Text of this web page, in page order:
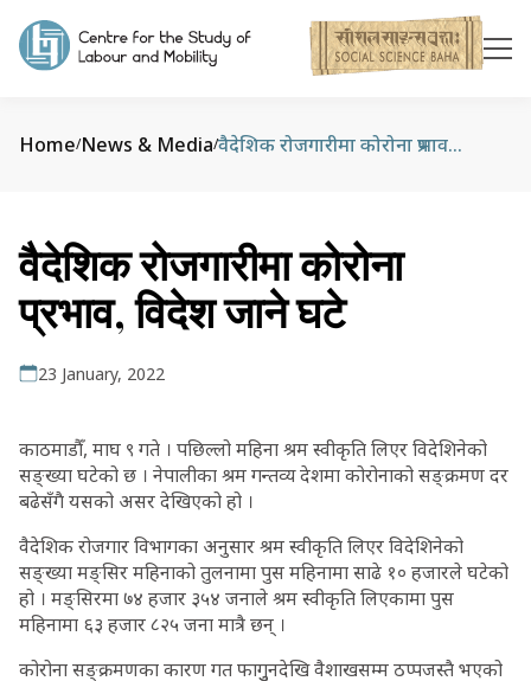
Home/News & Media/ वैदेशिक रोजगारीमा कोरोना प्रभाव, विदेश जाने घटे
वैदेशिक रोजगारीमा कोरोना
प्रभाव, विदेश जाने घटे
23 January, 2022
काठमाडौँ, माघ ९ गते । पछिल्लो महिना श्रम स्वीकृति लिएर विदेशिनेको
सङ्ख्या घटेको छ । नेपालीका श्रम गन्तव्य देशमा कोरोनाको सङ्क्रमण दर
बढेसँगै यसको असर देखिएको हो ।
वैदेशिक रोजगार विभागका अनुसार श्रम स्वीकृति लिएर विदेशिनेको
सङ्ख्या मङ्सिर महिनाको तुलनामा पुस महिनामा साढे १० हजारले घटेको
हो । मङ्सिरमा ७४ हजार ३५४ जनाले श्रम स्वीकृति लिएकामा पुस
महिनामा ६३ हजार ८२५ जना मात्रै छन् ।
कोरोना सङ्क्रमणका कारण गत फागुुनदेखि वैशाखसम्म ठप्पजस्तै भएको